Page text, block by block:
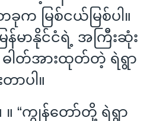
မြစ်ငယ်မြစ်ပါ။
ြန်မာနိုင်ငံရဲ့ အကြီးဆုံး
ဓါတ်အားထုတ်တဲ့ ရဲရွာ
ပါ။
။ “ကျွန်တော်တို့ ရဲရွာ